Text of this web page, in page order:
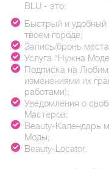
BLU - это:
Быстрый и
твоем городе;
Запись/бронь
Услуга "Нужна
Подписка на
изменениями их
работами);
Уведомления о
Мастеров;
Beauty-Календарь
Моды;
Beauty-Locator.